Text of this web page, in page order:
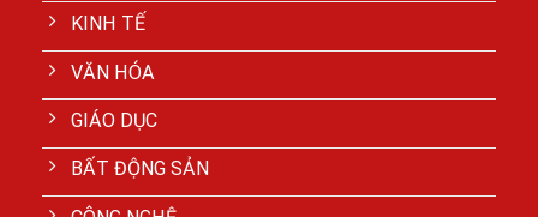
KINH TẾ
VĂN HÓA
GIÁO DỤC
BẤT ĐỘNG SẢN